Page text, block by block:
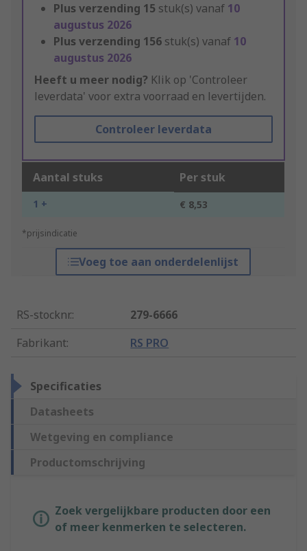
Plus verzending 15 stuk(s) vanaf 10
augustus 2026
Plus verzending 156 stuk(s) vanaf 10
augustus 2026
Heeft u meer nodig? Klik op 'Controleer
leverdata' voor extra voorraad en levertijden.
Controleer leverdata
Aantal stuks Per stuk
1 + € 8,53
*prijsindicatie
Voeg toe aan onderdelenlijst
RS-stocknr.:
279-6666
Fabrikant: RS PRO
Specificaties
Datasheets
Wetgeving en compliance
Productomschrijving
Zoek vergelijkbare producten door een
of meer kenmerken te selecteren.